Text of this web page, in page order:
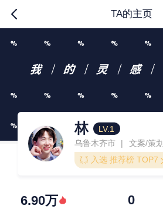
TA的主页
林
LV.1
乌鲁木齐市
|
文案/策划
入选 推荐榜 TOP7
6.90万 0